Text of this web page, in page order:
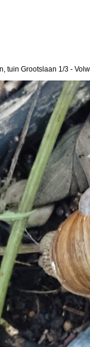
tuin Grootslaan 1/3 -